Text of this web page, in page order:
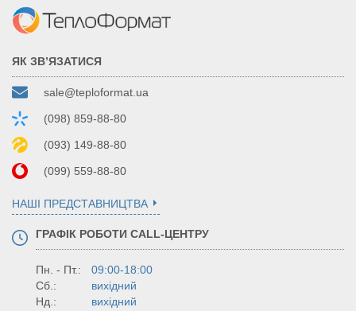
ЯК ЗВ’ЯЗАТИСЯ
sale@teploformat.ua
(098) 859-88-80
(093) 149-88-80
(099) 559-88-80
НАШІ ПРЕДСТАВНИЦТВА
ГРАФІК РОБОТИ CALL-ЦЕНТРУ
Пн. - Пт.:
09:00-18:00
Сб.:
вихідний
Нд.:
вихідний